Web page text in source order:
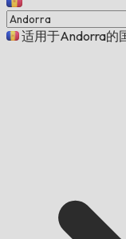
适用于Andorra的